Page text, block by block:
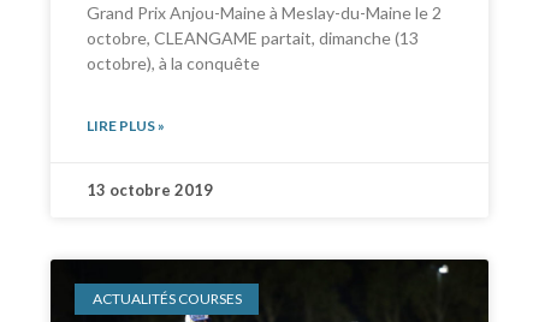
Grand Prix Anjou-Maine à Meslay-du-Maine le 2
octobre, CLEANGAME partait, dimanche (13
octobre), à la conquête
LIRE PLUS »
13 octobre 2019
ACTUALITÉS COURSES